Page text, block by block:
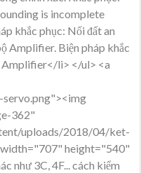
is incomplete
khắc phục: Nối đất an
Amplifier. Biện pháp khắc
Amplifier</li> </ul> <a
362"
uploads/2018/04/ket-
height="540"
như 3C, 4F... cách kiểm